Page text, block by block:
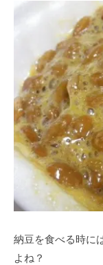
納豆を食べる時に
よね？